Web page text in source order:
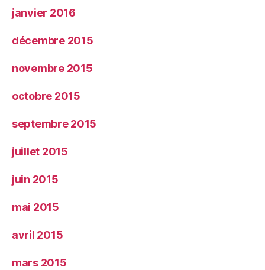
janvier 2016
décembre 2015
novembre 2015
octobre 2015
septembre 2015
juillet 2015
juin 2015
mai 2015
avril 2015
mars 2015